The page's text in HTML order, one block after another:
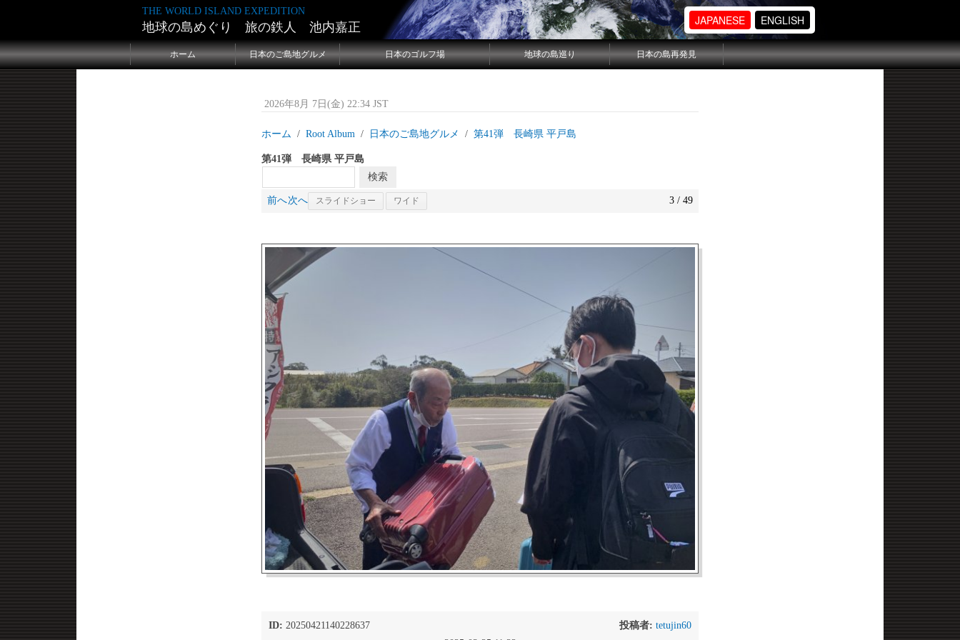
THE WORLD ISLAND EXPEDITION
地球の島めぐり 旅の鉄人 池内嘉正 JAPANESE ENGLISH
ホーム 日本のご島地グルメ 日本のゴルフ場 地球の島巡り 日本の島再発見
2026年8月 7日(金) 22:34 JST
ホーム Root Album 日本のご島地グルメ 第41弾 長崎県 平戸島
第41弾 長崎県 平戸島
前へ次へ スライドショー ワイド 3 / 49
ID: 20250421140228637 投稿者: tetujin60